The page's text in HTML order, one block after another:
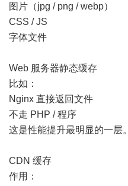
图片（jpg / png / webp）
CSS / JS
字体文件
Web 服务器静态缓存
比如：
Nginx 直接返回文件
不走 PHP / 程序
这是性能提升最明显的一层。
CDN 缓存
作用：